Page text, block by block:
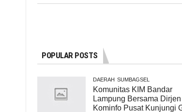
POPULAR POSTS
DAERAH SUMBAGSEL
Komunitas KIM Bandar
Lampung Bersama Dirjen
Kominfo Pusat Kunjungi